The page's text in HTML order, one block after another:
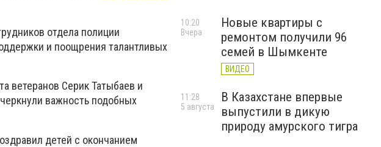
отдела полиции
и поощрения талантливых
ветеранов Серик Татыбаев и
важность подобных
детей с окончанием
Новые квартиры с
ремонтом получили 96
семей в Шымкенте
ВИДЕО
10:20
Вчера
В Казахстане впервые
выпустили в дикую
природу амурского тигра
11:28
5 августа